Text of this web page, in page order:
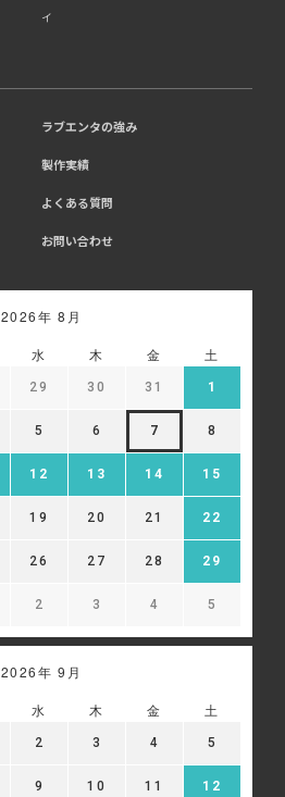
イ
ラブエンタの強み
製作実績
よくある質問
お問い合わせ
2026年 8月
水 木 金 土
29 30 31 1
5 6 7 8
12 13 14 15
19 20 21 22
26 27 28 29
2 3 4 5
2026年 9月
水 木 金 土
2 3 4 5
9 10 11 12